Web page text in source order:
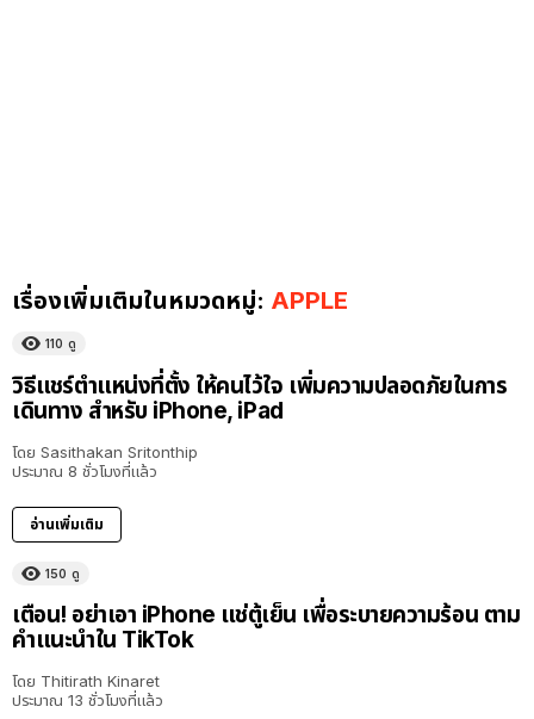
เรื่องเพิ่มเติมในหมวดหมู่: APPLE
110 ดู
วิธีแชร์ตำแหน่งที่ตั้ง ให้คนไว้ใจ เพิ่มความปลอดภัยในการ
เดินทาง สำหรับ iPhone, iPad
โดย Sasithakan Sritonthip
ประมาณ 8 ชั่วโมงที่แล้ว
อ่านเพิ่มเติม
150 ดู
เตือน! อย่าเอา iPhone แช่ตู้เย็น เพื่อระบายความร้อน ตาม
คำแนะนำใน TikTok
โดย Thitirath Kinaret
ประมาณ 13 ชั่วโมงที่แล้ว